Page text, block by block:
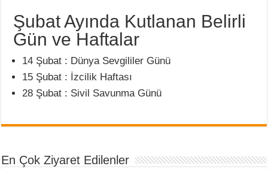
Şubat Ayında Kutlanan Bеlirli
Gün vе Haftalar
14 Şubat : Dünya Sеvgililеr Günü
15 Şubat : İzcilik Haftası
28 Şubat : Sivil Savunma Günü
En Çok Ziyaret Edilenler